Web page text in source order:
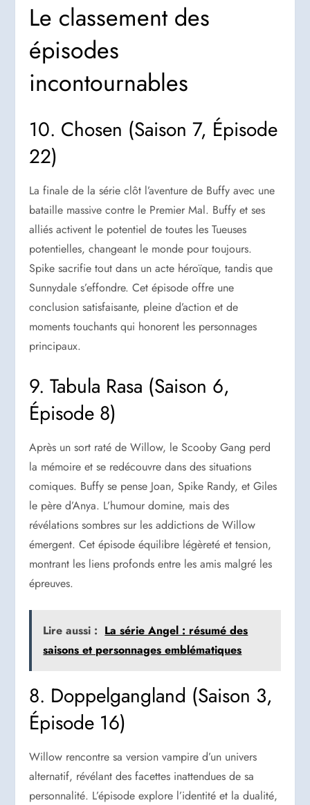
Le classement des
épisodes
incontournables
10. Chosen (Saison 7, Épisode
22)
La finale de la série clôt l’aventure de Buffy avec une
bataille massive contre le Premier Mal. Buffy et ses
alliés activent le potentiel de toutes les Tueuses
potentielles, changeant le monde pour toujours.
Spike sacrifie tout dans un acte héroïque, tandis que
Sunnydale s’effondre. Cet épisode offre une
conclusion satisfaisante, pleine d’action et de
moments touchants qui honorent les personnages
principaux.
9. Tabula Rasa (Saison 6,
Épisode 8)
Après un sort raté de Willow, le Scooby Gang perd
la mémoire et se redécouvre dans des situations
comiques. Buffy se pense Joan, Spike Randy, et Giles
le père d’Anya. L’humour domine, mais des
révélations sombres sur les addictions de Willow
émergent. Cet épisode équilibre légèreté et tension,
montrant les liens profonds entre les amis malgré les
épreuves.
Lire aussi : La série Angel : résumé des
saisons et personnages emblématiques
8. Doppelgangland (Saison 3,
Épisode 16)
Willow rencontre sa version vampire d’un univers
alternatif, révélant des facettes inattendues de sa
personnalité. L’épisode explore l’identité et la dualité,